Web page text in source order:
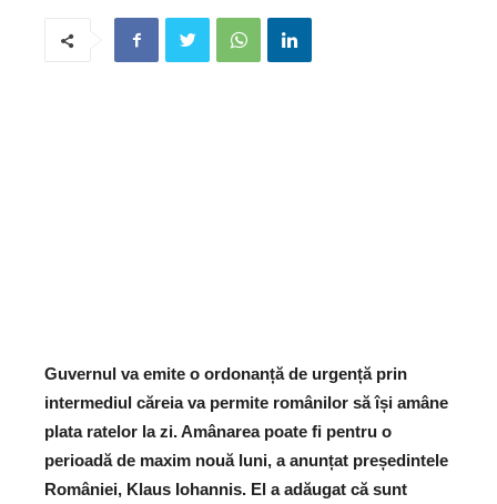
Guvernul va emite o ordonanță de urgență prin
intermediul căreia va permite românilor să își amâne
plata ratelor la zi. Amânarea poate fi pentru o
perioadă de maxim nouă luni, a anunțat președintele
României, Klaus Iohannis. El a adăugat că sunt